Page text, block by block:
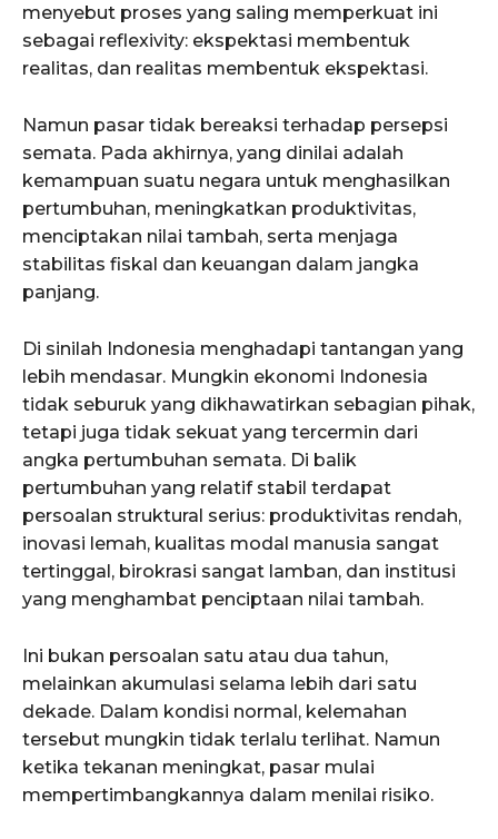
menyebut proses yang saling memperkuat ini
sebagai reflexivity: ekspektasi membentuk
realitas, dan realitas membentuk ekspektasi.
Namun pasar tidak bereaksi terhadap persepsi
semata. Pada akhirnya, yang dinilai adalah
kemampuan suatu negara untuk menghasilkan
pertumbuhan, meningkatkan produktivitas,
menciptakan nilai tambah, serta menjaga
stabilitas fiskal dan keuangan dalam jangka
panjang.
Di sinilah Indonesia menghadapi tantangan yang
lebih mendasar. Mungkin ekonomi Indonesia
tidak seburuk yang dikhawatirkan sebagian pihak,
tetapi juga tidak sekuat yang tercermin dari
angka pertumbuhan semata. Di balik
pertumbuhan yang relatif stabil terdapat
persoalan struktural serius: produktivitas rendah,
inovasi lemah, kualitas modal manusia sangat
tertinggal, birokrasi sangat lamban, dan institusi
yang menghambat penciptaan nilai tambah.
Ini bukan persoalan satu atau dua tahun,
melainkan akumulasi selama lebih dari satu
dekade. Dalam kondisi normal, kelemahan
tersebut mungkin tidak terlalu terlihat. Namun
ketika tekanan meningkat, pasar mulai
mempertimbangkannya dalam menilai risiko.